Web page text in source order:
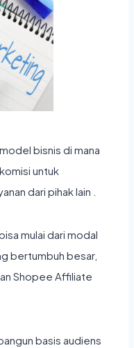
bisnis di mana
untuk
dari pihak lain .
mulai dari modal
bertumbuh besar,
Shopee Affiliate
basis audiens